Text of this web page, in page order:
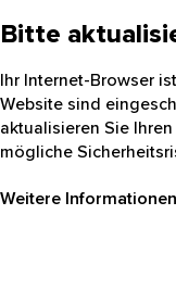
Bitte
Ihr Internet-Browser
Website sind
aktualisieren Sie
mögliche
Weitere Informationen